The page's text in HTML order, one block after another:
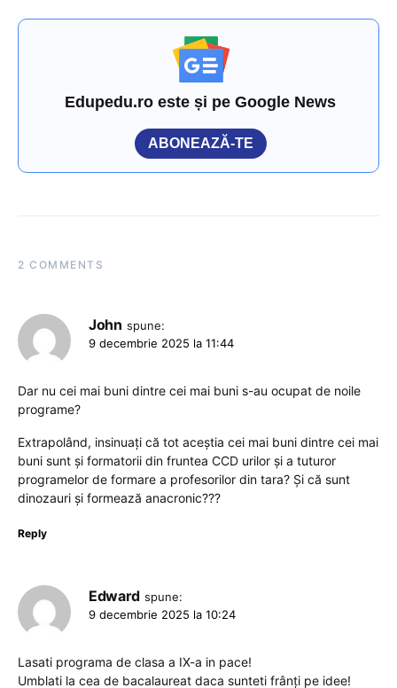
Edupedu.ro este și pe Google News
ABONEAZĂ-TE
2 COMMENTS
John spune:
9 decembrie 2025 la 11:44
Dar nu cei mai buni dintre cei mai buni s-au ocupat de noile
programe?
Extrapolând, insinuați că tot aceștia cei mai buni dintre cei mai
buni sunt și formatorii din fruntea CCD urilor și a tuturor
programelor de formare a profesorilor din tara? Și că sunt
dinozauri și formează anacronic???
Reply
Edward spune:
9 decembrie 2025 la 10:24
Lasati programa de clasa a IX-a in pace!
Umblati la cea de bacalaureat daca sunteti frânți pe idee!